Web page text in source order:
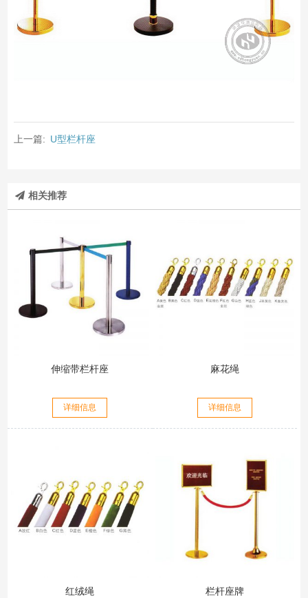
上一篇: U型栏杆座
相关推荐
伸缩带栏杆座
详细信息
麻花绳
详细信息
红绒绳 栏杆座牌